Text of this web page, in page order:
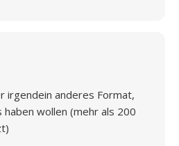
irgendein anderes Format,
haben wollen (mehr als 200